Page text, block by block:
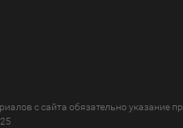
с сайта обязательно указание